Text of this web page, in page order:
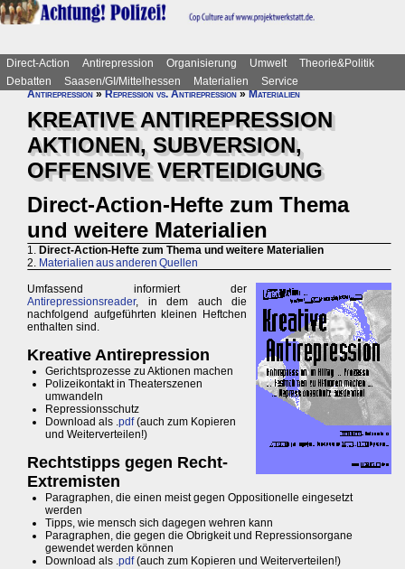
Direct-Action Antirepression Organisierung Umwelt
Theorie&Politik
Debatten
Saasen/GI/Mittelhessen Materialien
Service
Antirepression»Repression vs. Antirepression»Materialien
KREATIVE ANTIREPRESSION
AKTIONEN, SUBVERSION,
OFFENSIVE VERTEIDIGUNG
Direct-Action-Hefte zum Thema
und weitere Materialien
1. Direct-Action-Hefte zum Thema und weitere Materialien
2. Materialien aus anderen Quellen
Umfassend informiert der
Antirepressionsreader, in dem auch die
nachfolgend aufgeführten kleinen Heftchen
enthalten sind.
Kreative Antirepression
Gerichtsprozesse zu Aktionen machen
Polizeikontakt in Theaterszenen
umwandeln
Repressionsschutz
Download als .pdf(auch zum Kopieren
und Weiterverteilen!)
Rechtstipps gegen Recht-
Extremisten
Paragraphen, die einen meist gegen Oppositionelle eingesetzt
werden
Tipps, wie mensch sich dagegen wehren kann
Paragraphen, die gegen die Obrigkeit und Repressionsorgane
gewendet werden können
Download als .pdf(auch zum Kopieren und Weiterverteilen!)